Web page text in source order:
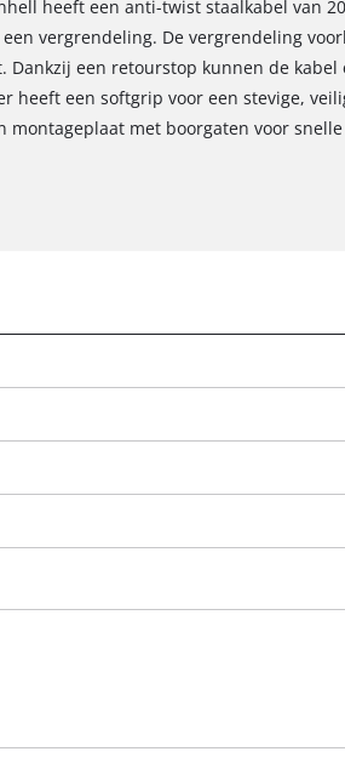
heeft een anti-twist staalkabel van
vergrendeling. De vergrendeling
Dankzij een retourstop kunnen de
heeft een softgrip voor een stevige,
montageplaat met boorgaten voor